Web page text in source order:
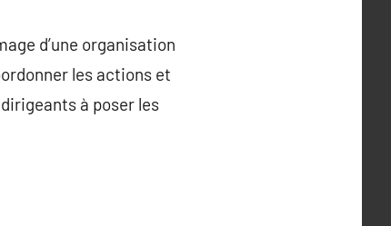
d’une organisation
les actions et
à poser les